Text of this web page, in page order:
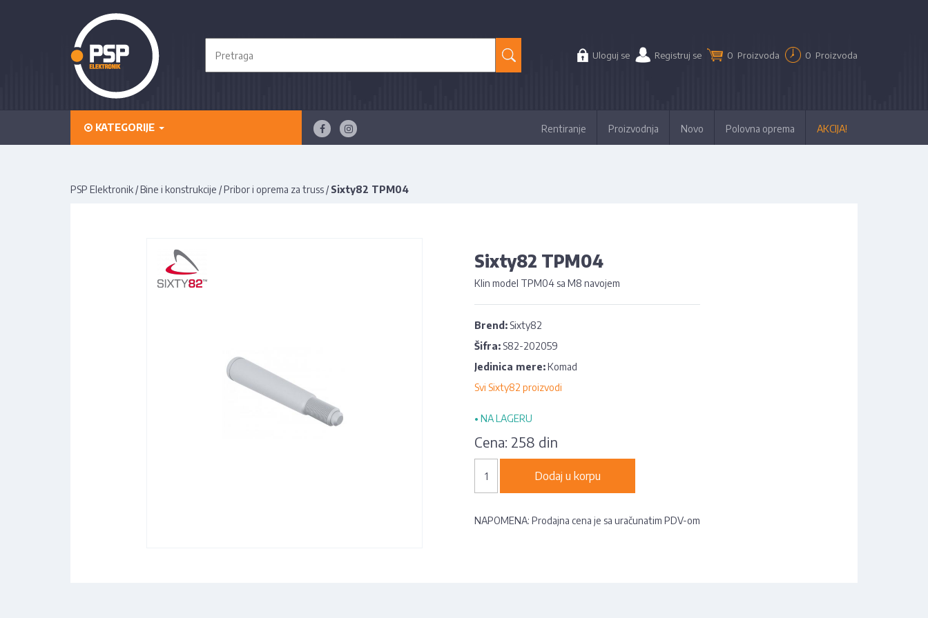
Uloguj se Registruj se 0 Proizvoda 0 Proizvoda
KATEGORIJE Rentiranje Proizvodnja Novo Polovna oprema AKCIJA!
PSP Elektronik /Bine i konstrukcije /Pribor i oprema za truss / Sixty82 TPM04
Sixty82 TPM04
Klin model TPM04 sa M8 navojem
Brend: Sixty82
Šifra: S82-202059
Jedinica mere:Komad
Svi Sixty82 proizvodi
• NA LAGERU
Cena: 258 din
Dodaj u korpu
NAPOMENA: Prodajna cena je sa uračunatim PDV-om